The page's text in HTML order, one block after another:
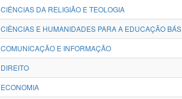
CIÊNCIAS DA RELIGIÃO E TEOLOGIA
CIÊNCIAS E HUMANIDADES PARA A EDUCAÇÃO
COMUNICAÇÃO E INFORMAÇÃO
DIREITO
ECONOMIA